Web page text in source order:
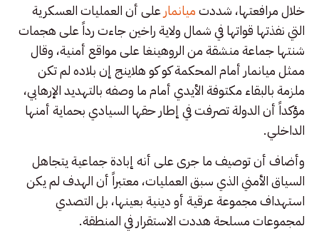
خلال مرافعتها، شددتميانمار على أن العمليات العسكرية
التي نفذتها قواتها في شمال ولاية راخين جاءت رداً على هجمات
شنتها جماعة منشقة من الروهينغا على مواقع أمنية، وقال
ممثل ميانمار أمام المحكمة كو كو هلاينج إن بلاده لم تكن
ملزمة بالبقاء مكتوفة الأيدي أمام ما وصفه بالتهديد الإرهابي،
مؤكداً أن الدولة تصرفت في إطار حقها السيادي بحماية أمنها
الداخلي.
وأضاف أن توصيف ما جرى على أنه إبادة جماعية يتجاهل
السياق الأمني الذي سبق العمليات، معتبراً أن الهدف لم يكن
استهداف مجموعة عرقية أو دينية بعينها، بل التصدي
لمجموعات مسلحة هددت الاستقرار في المنطقة.